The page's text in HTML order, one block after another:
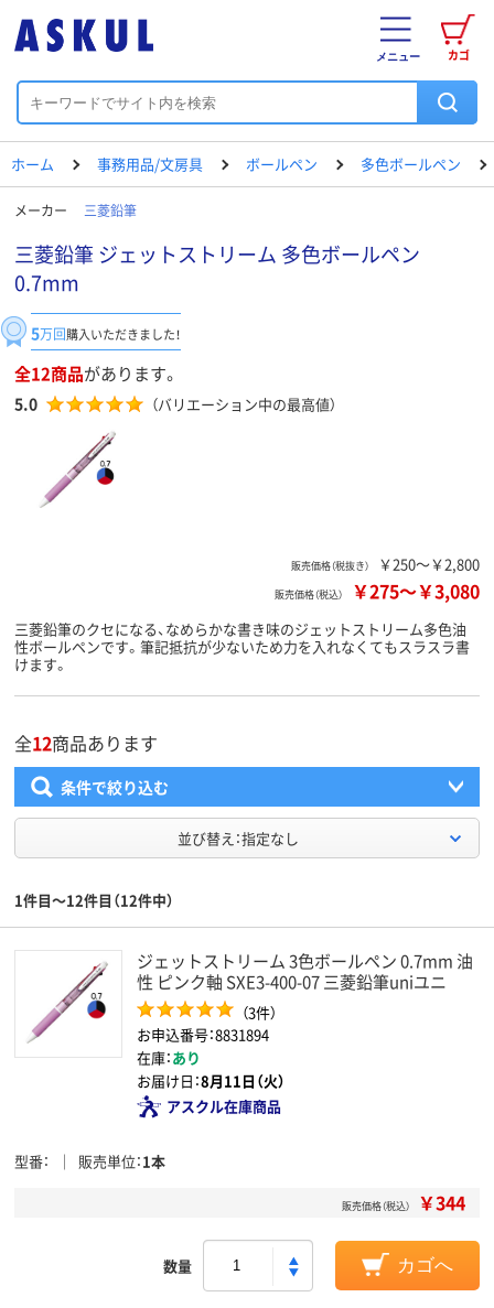
カゴ
メニュー
ホーム 事務用品/文房具 ボールペン 多色ボールペン
メーカー 三菱鉛筆
三菱鉛筆 ジェットストリーム 多色ボールペン
0.7mm
5万回購入いただきました！
全12商品があります。
5.0 （バリエーション中の最高値）
販売価格（税抜き） ￥250～￥2,800
販売価格（税込） ￥275～￥3,080
三菱鉛筆のクセになる、なめらかな書き味のジェットストリーム多色油
性ボールペンです。筆記抵抗が少ないため力を入れなくてもスラスラ書
けます。
全12商品あります
条件で絞り込む
並び替え：指定なし
1件目～12件目（12件中）
ジェットストリーム 3色ボールペン 0.7mm 油
性 ピンク軸 SXE3-400-07 三菱鉛筆uniユニ
（3件）
お申込番号：8831894
在庫：あり
お届け日：8月11日（火）
アスクル在庫商品
型番 販売単位 1本
販売価格（税込） ￥344
数量 カゴへ